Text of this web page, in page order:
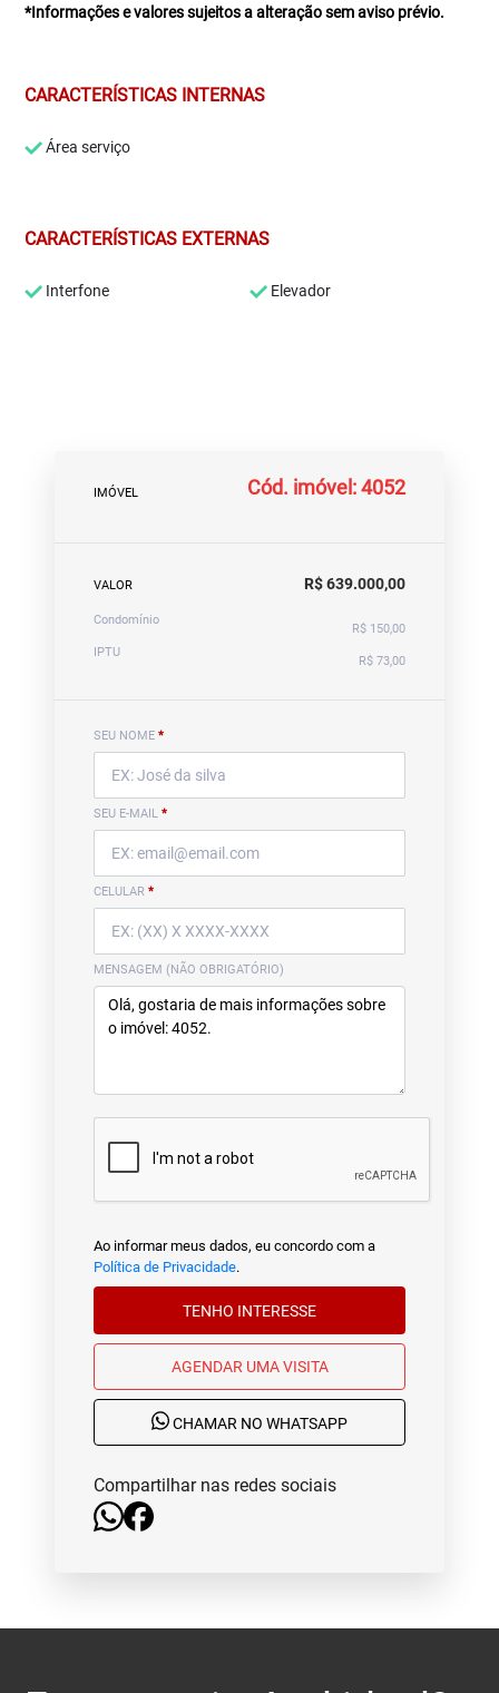
*Informações e valores sujeitos a alteração sem aviso prévio.
CARACTERÍSTICAS INTERNAS
Área serviço
CARACTERÍSTICAS EXTERNAS
Interfone Elevador
IMÓVEL Cód. imóvel: 4052
VALOR R$ 639.000,00
Condomínio
R$ 150,00
IPTU
R$ 73,00
SEU NOME *
SEU E-MAIL *
CELULAR *
MENSAGEM (NÃO OBRIGATÓRIO)
Ao informar meus dados, eu concordo com a
Política de Privacidade.
TENHO INTERESSE
AGENDAR UMA VISITA
CHAMAR NO WHATSAPP
Compartilhar nas redes sociais